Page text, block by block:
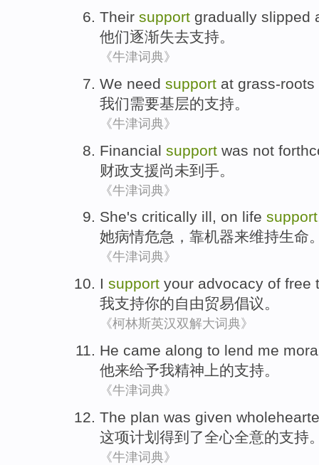
Their support gradually slipped
他们逐渐失去支持。
《牛津词典》
We need support at grass-roots
我们需要基层的支持。
《牛津词典》
Financial support was not
财政支援尚未到手。
《牛津词典》
She's critically ill, on life support
她病情危急，靠机器来维持生命
《牛津词典》
I support your advocacy of free
我支持你的自由贸易倡议。
《柯林斯英汉双解大词典》
He came along to lend me
他来给予我精神上的支持。
《牛津词典》
The plan was given
这项计划 得到 了全心全意的支持
《牛津词典》